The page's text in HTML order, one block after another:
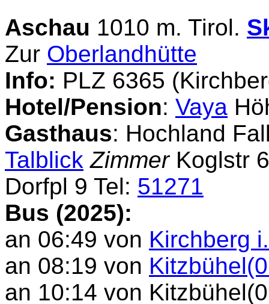
Aschau 1010 m. Tirol.
Zur Oberlandhütte
Info: PLZ 6365
Hotel/Pension: Vaya
Gasthaus: Hochland
Talblick ZimmerKoglstr
Dorfpl 9 Tel: 51271
Bus (2025):
an 06:49 von Kirchberg
an 08:19 von
an 10:14 von